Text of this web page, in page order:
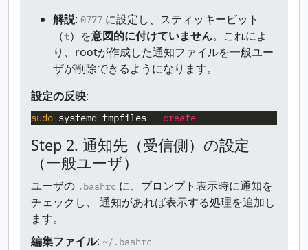
解説: 0777 に設定し、スティッキービット
（t）を意図的に付けていません。これによ
り、rootが作成した通知ファイルを一般ユー
ザが削除できるようになります。
設定の反映:
sudo systemd-tmpfiles --create
Step 2. 通知先（受信側）の設定
（一般ユーザ）
ユーザの .bashrc に、プロンプト表示時に通知を
チェックし、 通知があれば表示する処理を追加し
ます。
編集ファイル: ~/.bashrc